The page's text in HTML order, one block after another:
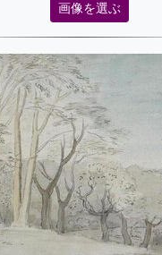
画像を選ぶ